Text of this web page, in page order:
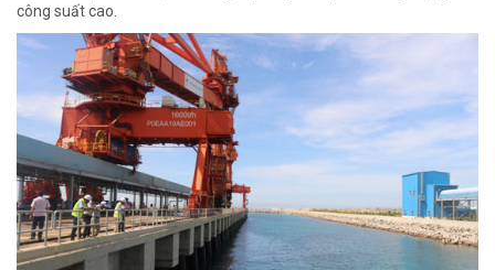
công suất cao.